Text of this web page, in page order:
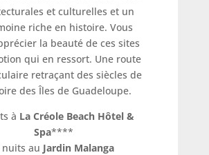
et culturelles et un
riche en histoire. Vous
la beauté de ces sites
qui en ressort. Une route
retraçant des siècles de
des Îles de Guadeloupe.
à La Créole Beach Hôtel &
Spa****
nuits au Jardin Malanga